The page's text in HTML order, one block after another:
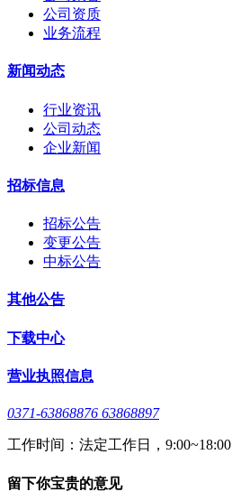
公司资质
业务流程
新闻动态
行业资讯
公司动态
企业新闻
招标信息
招标公告
变更公告
中标公告
其他公告
下载中心
营业执照信息
0371-63868876 63868897
工作时间：法定工作日，9:00~18:00
留下你宝贵的意见